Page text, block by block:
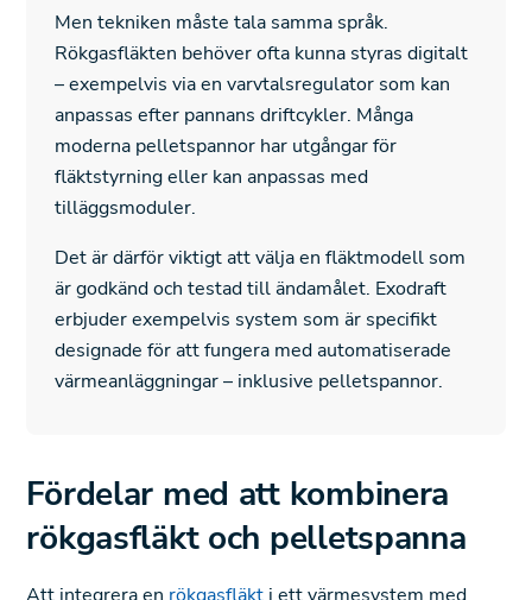
Men tekniken måste tala samma språk.
Rökgasfläkten behöver ofta kunna styras digitalt
– exempelvis via en varvtalsregulator som kan
anpassas efter pannans driftcykler. Många
moderna pelletspannor har utgångar för
fläktstyrning eller kan anpassas med
tilläggsmoduler.
Det är därför viktigt att välja en fläktmodell som
är godkänd och testad till ändamålet. Exodraft
erbjuder exempelvis system som är specifikt
designade för att fungera med automatiserade
värmeanläggningar – inklusive pelletspannor.
Fördelar med att kombinera
rökgasfläkt och pelletspanna